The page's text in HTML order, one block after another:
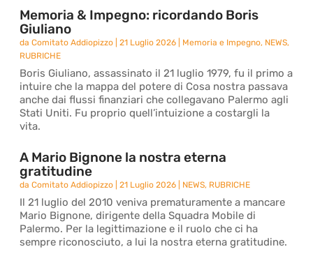
Memoria & Impegno: ricordando Boris
Giuliano
daComitato Addiopizzo |21 Luglio 2026 Memoria e Impegno, NEWS,
RUBRICHE
Boris Giuliano, assassinato il 21 luglio 1979, fu il primo a
intuire che la mappa del potere di Cosa nostra passava
anche dai flussi finanziari che collegavano Palermo agli
Stati Uniti. Fu proprio quell’intuizione a costargli la
vita.
A Mario Bignone la nostra eterna
gratitudine
daComitato Addiopizzo |21 Luglio 2026 NEWS, RUBRICHE
Il 21 luglio del 2010 veniva prematuramente a mancare
Mario Bignone, dirigente della Squadra Mobile di
Palermo. Per la legittimazione e il ruolo che ci ha
sempre riconosciuto, a lui la nostra eterna gratitudine.